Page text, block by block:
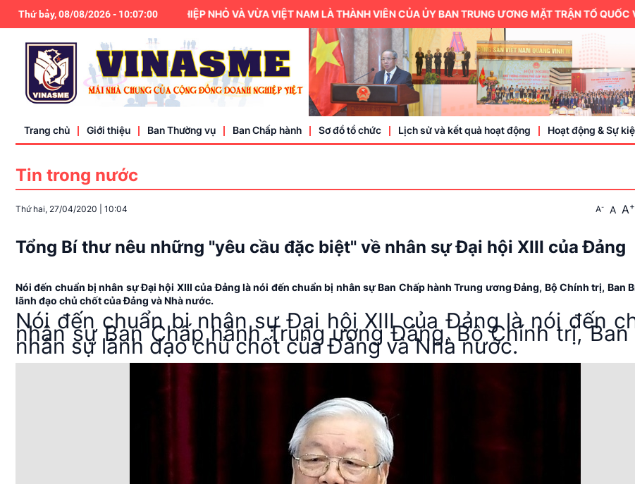
Thứ bảy, 08/08/2026- 10:07:01
HIỆP HỘI DOANH NGHIỆP NHỎ VÀ VỪA VIỆT NAM LÀ THÀNH VIÊN CỦA ỦY BAN TRUNG ƯƠNG MẶT TRẬN TỔ QUỐC VIỆT NAM.
Trang chủ Giới thiệu
Điều lệ
Liên hệ
Ban Thường vụ Ban Chấp hành Sơ đồ tổ chức Lịch sử và kết quả hoạt động Hoạt động & Sự
Trung ương hội
Thành viên
Doanh nhân,
Tin trong nước
Thứ hai, 27/04/2020 10:04 A- A A+
Tổng Bí thư nêu những "yêu cầu đặc biệt" về nhân sự Đại hội XIII của Đảng
Nói đến chuẩn bị nhân sự Đại hội XIII của Đảng là nói đến chuẩn bị nhân sự Ban Chấp hành Trung ương Đảng, Bộ Chính trị, Ban
lãnh đạo chủ chốt của Đảng và Nhà nước.
Nói đến chuẩn bị nhân sự Đại hội XIII của Đảng là nói đến
nhân sự Ban Chấp hành Trung ương Đảng, Bộ Chính trị,
nhân sự lãnh đạo chủ chốt của Đảng và Nhà nước.